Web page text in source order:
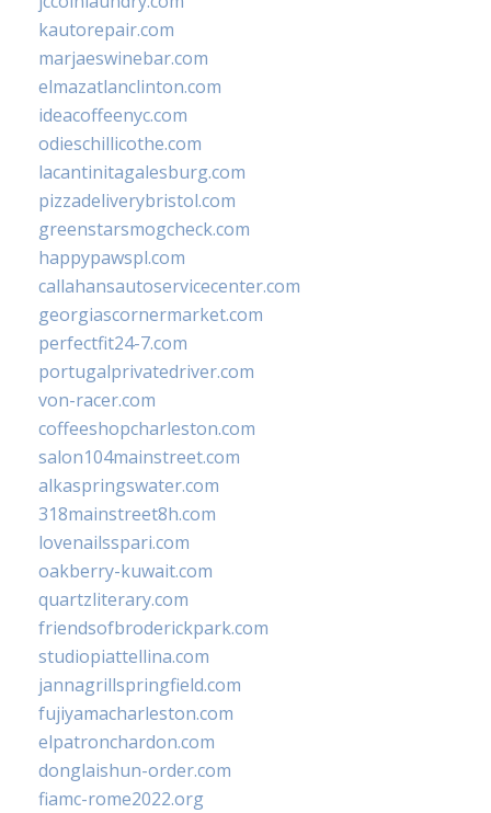
kautorepair.com
marjaeswinebar.com
elmazatlanclinton.com
ideacoffeenyc.com
odieschillicothe.com
lacantinitagalesburg.com
pizzadeliverybristol.com
greenstarsmogcheck.com
happypawspl.com
callahansautoservicecenter.com
georgiascornermarket.com
perfectfit24-7.com
portugalprivatedriver.com
von-racer.com
coffeeshopcharleston.com
salon104mainstreet.com
alkaspringswater.com
318mainstreet8h.com
lovenailsspari.com
oakberry-kuwait.com
quartzliterary.com
friendsofbroderickpark.com
studiopiattellina.com
jannagrillspringfield.com
fujiyamacharleston.com
elpatronchardon.com
donglaishun-order.com
fiamc-rome2022.org